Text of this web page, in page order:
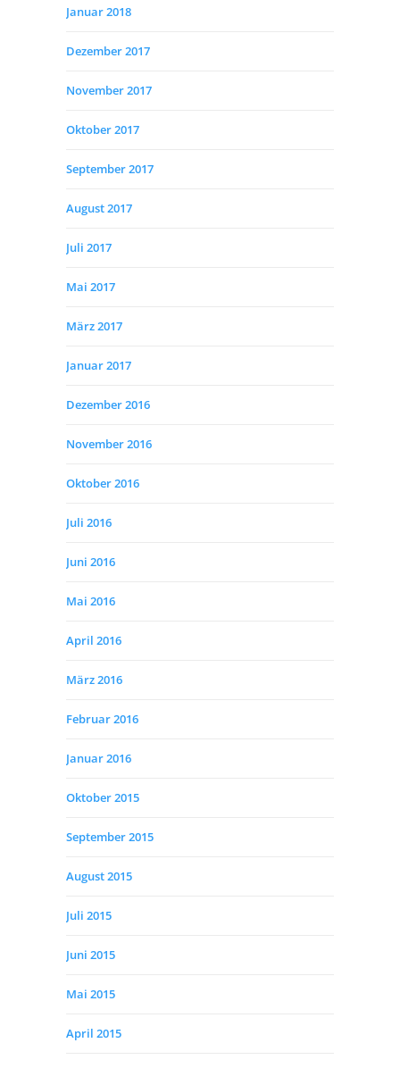
Januar 2018
Dezember 2017
November 2017
Oktober 2017
September 2017
August 2017
Juli 2017
Mai 2017
März 2017
Januar 2017
Dezember 2016
November 2016
Oktober 2016
Juli 2016
Juni 2016
Mai 2016
April 2016
März 2016
Februar 2016
Januar 2016
Oktober 2015
September 2015
August 2015
Juli 2015
Juni 2015
Mai 2015
April 2015